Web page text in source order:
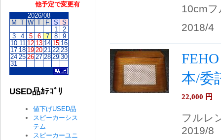
10cm
2018/4
本/委
22,000 円
フルレ
2019/8
他予定で変更有
2026/08
M T W T F S S
1
2
3
4 5 6 7 8
9
10 11 12 13 14 15 16
17 18 19 20 21 22 23
24 25 26 27 28 29 30
31
USED品ｶﾃｺﾞﾘ
値下げUSED品
スピーカーシス
テム
スピーカーユニ